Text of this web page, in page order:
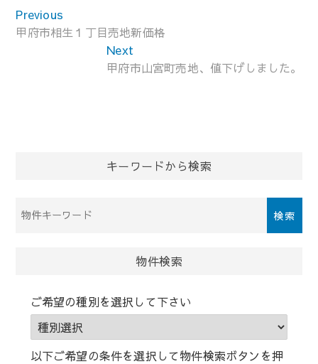
投
稿
Previous
post:
甲府市相生１丁目売地新価格
Next
post:
甲府市山宮町売地、値下げしました。
キーワードから検索
件
ワ
ド)
物件検索
ご希望の種別を選択して下さい
以下ご希望の条件を選択して物件検索ボタンを押